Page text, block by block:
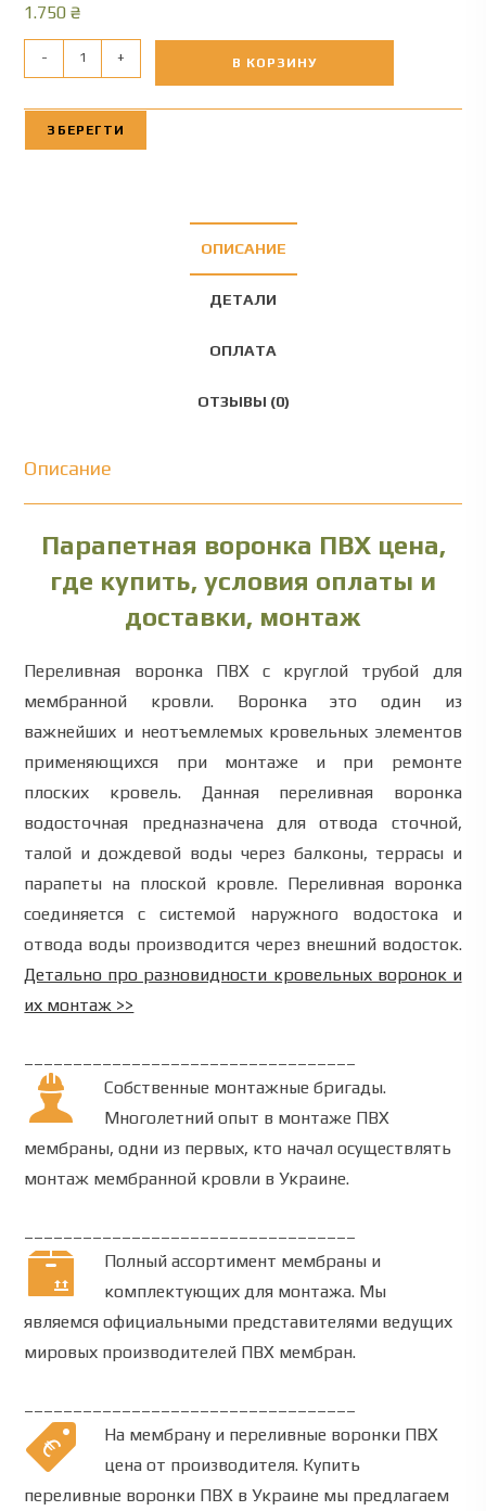
1.750₴
- + В КОРЗИНУ
ЗБЕРЕГТИ
ОПИСАНИЕ
ДЕТАЛИ
ОПЛАТА
ОТЗЫВЫ (0)
Описание
Парапетная воронка ПВХ цена,
где купить, условия оплаты и
доставки, монтаж
Переливная воронка ПВХ с круглой трубой для
мембранной кровли. Воронка это один из
важнейших и неотъемлемых кровельных элементов
применяющихся при монтаже и при ремонте
плоских кровель. Данная переливная воронка
водосточная предназначена для отвода сточной,
талой и дождевой воды через балконы, террасы и
парапеты на плоской кровле. Переливная воронка
соединяется с системой наружного водостока и
отвода воды производится через внешний водосток.
Детально про разновидности кровельных воронок и
их монтаж >>
Собственные монтажные бригады.
Многолетний опыт в монтаже ПВХ
мембраны, одни из первых, кто начал осуществлять
монтаж мембранной кровли в Украине.
Полный ассортимент мембраны и
комплектующих для монтажа. Мы
являемся официальными представителями ведущих
мировых производителей ПВХ мембран.
На мембрану и переливные воронки ПВХ
цена от производителя. Купить
переливные воронки ПВХ в Украине мы предлагаем